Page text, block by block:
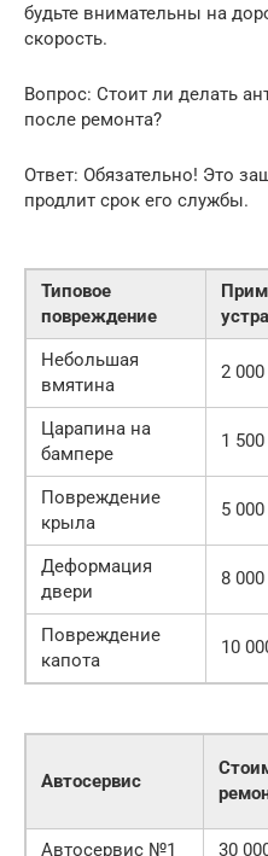
будьте внимательны на
скорость.
Вопрос: Стоит ли делать
после ремонта?
Ответ: Обязательно! Это
продлит срок его службы.
Типовое
повреждение
Небольшая
вмятина
2
Царапина на
бампере
1
Повреждение
крыла
5
Деформация
двери
8
Повреждение
капота
10
Автосервис
Автосервис №1
30